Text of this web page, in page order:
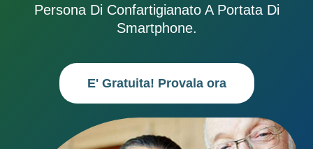
Persona Di Confartigianato A Portata Di
Smartphone.
E' Gratuita! Provala ora